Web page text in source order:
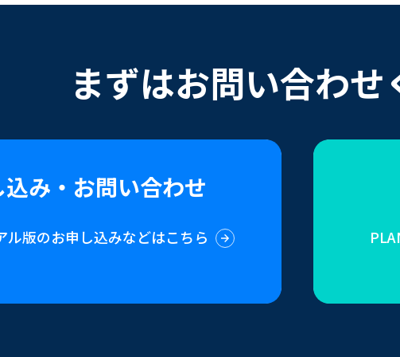
まずはお問い合わせ
み・ お問い合わせ
ル版のお申し込みなどはこちら